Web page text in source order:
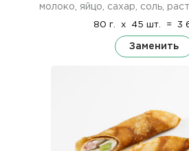
молоко, яйцо, сахар, соль,
80 г. x 45 шт. = 3
Заменить